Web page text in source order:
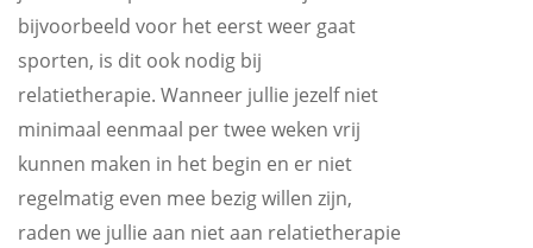
bijvoorbeeld voor het eerst weer gaat
sporten, is dit ook nodig bij
relatietherapie. Wanneer jullie jezelf niet
minimaal eenmaal per twee weken vrij
kunnen maken in het begin en er niet
regelmatig even mee bezig willen zijn,
raden we jullie aan niet aan relatietherapie